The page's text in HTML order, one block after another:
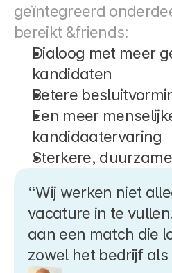
geïntegreerd
bereikt &friends:
Dialoog met meer
kandidaten
Betere
Een meer
kandidaatervaring
Sterkere,
“Wij werken niet
vacature in te
aan een match die
zowel het bedrijf als